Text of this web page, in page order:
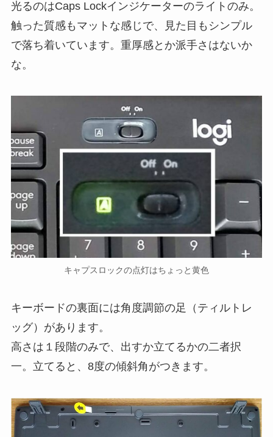
光るのはCaps Lockインジケーターのライトのみ。
触った質感もマットな感じで、見た目もシンプル
で落ち着いています。重厚感とか派手さはないか
な。
キャプスロックの点灯はちょっと黄色
キーボードの裏面には角度調節の足（ティルトレ
ッグ）があります。
高さは１段階のみで、出すか立てるかの二者択
一。立てると、8度の傾斜角がつきます。